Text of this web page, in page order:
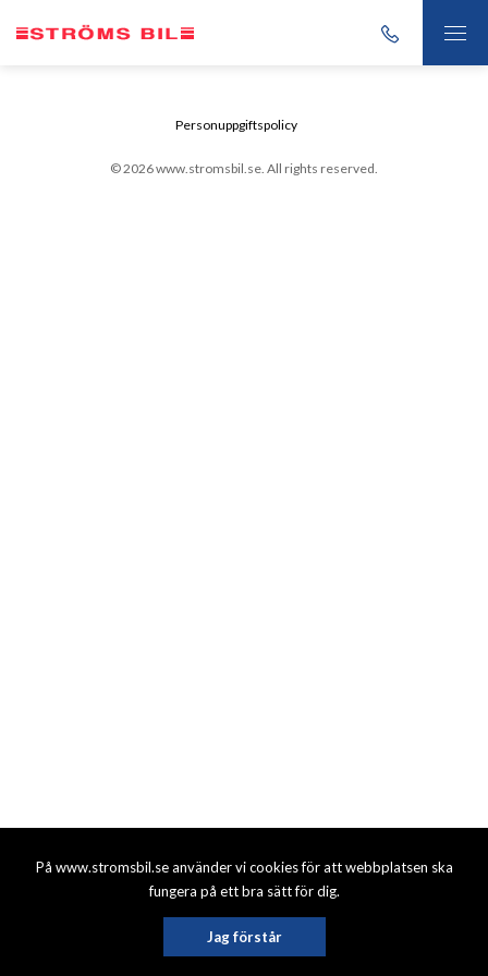
På www.stromsbil.se använder vi cookies för att webbplatsen ska
fungera på ett bra sätt för dig.
Jag förstår
© 2026 www.stromsbil.se. All rights reserved.
Personuppgiftspolicy